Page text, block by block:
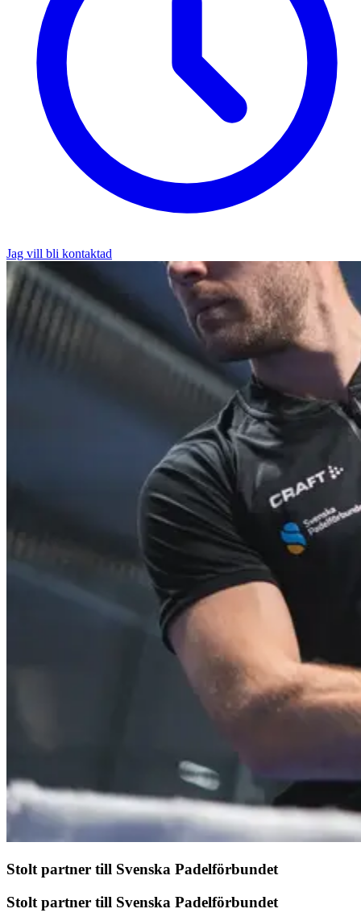
Jag vill bli kontaktad
Stolt partner till Svenska Padelförbundet
Stolt partner till Svenska Padelförbundet